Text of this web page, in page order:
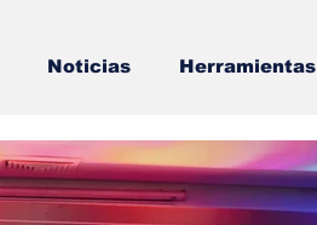
Noticias Herramientas